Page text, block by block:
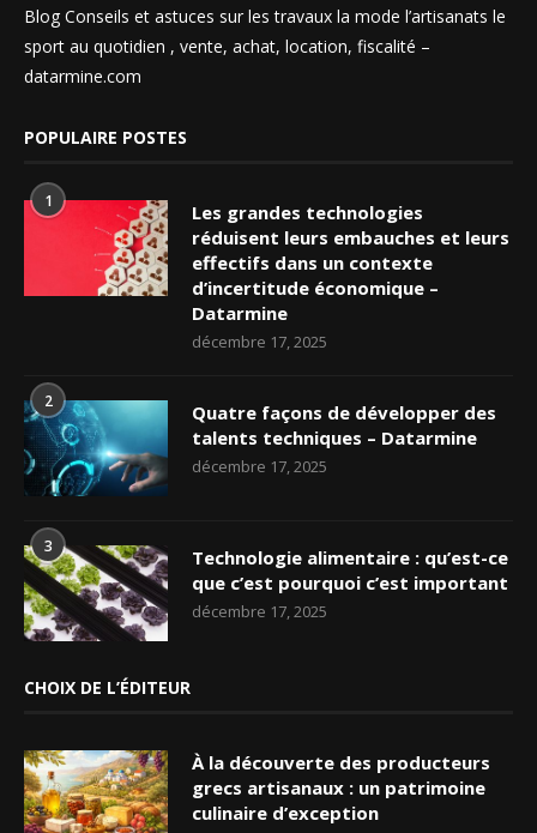
Blog Conseils et astuces sur les travaux la mode l’artisanats le
sport au quotidien , vente, achat, location, fiscalité –
datarmine.com
POPULAIRE POSTES
1
Les grandes technologies
réduisent leurs embauches et leurs
effectifs dans un contexte
d’incertitude économique –
Datarmine
décembre 17, 2025
2
Quatre façons de développer des
talents techniques – Datarmine
décembre 17, 2025
3
Technologie alimentaire : qu’est-ce
que c’est pourquoi c’est important
décembre 17, 2025
CHOIX DE L’ÉDITEUR
À la découverte des producteurs
grecs artisanaux : un patrimoine
culinaire d’exception